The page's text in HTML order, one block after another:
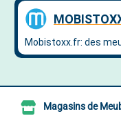
Magasins de